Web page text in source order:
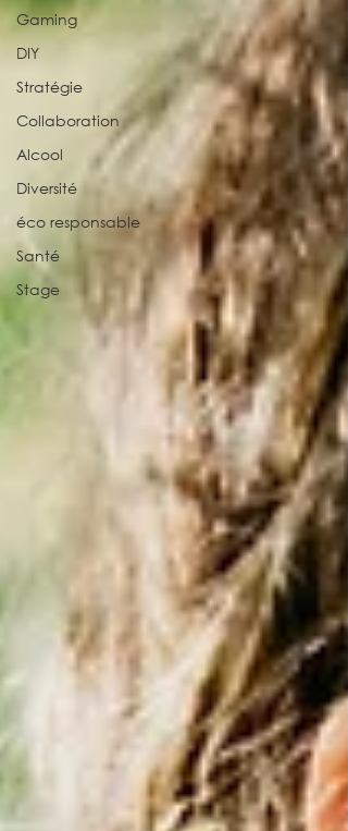
Gaming
DIY
Stratégie
Collaboration
Alcool
Diversité
éco responsable
Santé
Stage